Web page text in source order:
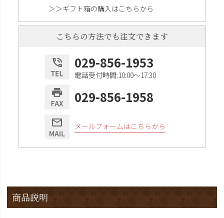
＞＞ギフト箱の購入はこちらから
こちらの方法でも注文できます
029-856-1953
電話受付時間:10:00〜17:30
029-856-1958
メールフォームはこちらから
商品説明